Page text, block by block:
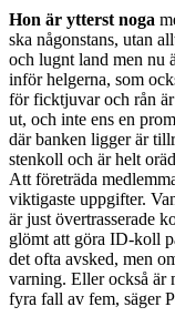
Hon är ytterst noga
ska någonstans, utan
och lugnt land men nu
inför helgerna, som
för ficktjuvar och rån
ut, och inte ens en
där banken ligger är
stenkoll och är helt
Att företräda
viktigaste uppgifter.
är just övertrasserade
glömt att göra ID-koll
det ofta avsked, men
varning. Eller också är
fyra fall av fem, säger